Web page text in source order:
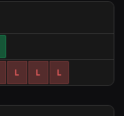
L L L